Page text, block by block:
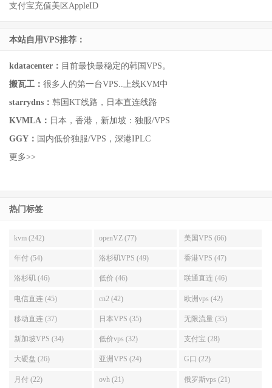
支付宝充值美区AppleID
本站自用VPS推荐：
kdatacenter： 目前最快最稳定的韩国VPS。
搬瓦工： 很多人的第一台VPS..上线KVM中
starrydns： 韩国KT线路，日本直连线路
KVMLA： 日本，香港，新加坡：独服/VPS
GGY： 国内低价独服/VPS，深港IPLC
更多>>
热门标签
kvm (242) openVZ (77) 美国VPS (66)
年付 (54) 洛杉矶VPS (49) 香港VPS (47)
洛杉矶 (46) 低价 (46) 联通直连 (46)
电信直连 (45) cn2 (42) 欧洲vps (42)
移动直连 (37) 日本VPS (35) 无限流量 (35)
新加坡VPS (34) 低价vps (32) 支付宝 (28)
大硬盘 (26) 亚洲VPS (24) G口 (22)
月付 (22) ovh (21) 俄罗斯vps (21)